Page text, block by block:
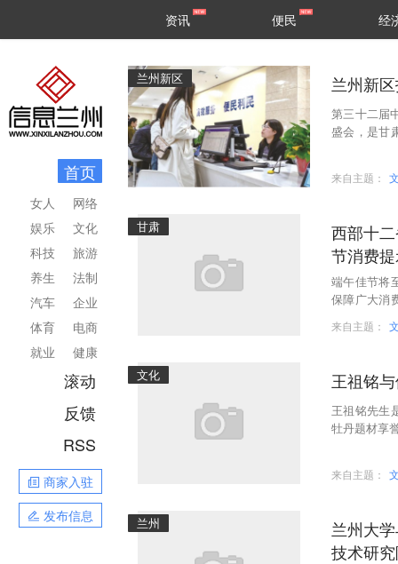
区县
资讯 便民 经
首页
网络
文化
旅游
法制
企业
电商
健康
女人
娱乐
科技
养生
汽车
体育
就业
滚动
反馈
RSS
商家入驻
发布信息
兰州新区 兰州新
第三十二届
盛会，是甘
来自主题：
甘肃
西部十
节消费
端午佳节将
保障广大消
来自主题：
文化 王祖铭
王祖铭先生
牡丹题材享
来自主题：
兰州
兰州大
技术研